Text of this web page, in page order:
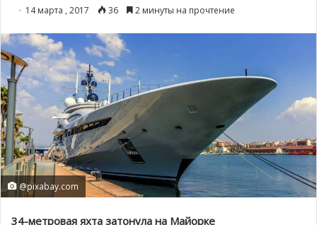
14 марта , 2017 36 2 минуты на прочтение
@pixabay.com
34-метровая яхта затонула на Майорке